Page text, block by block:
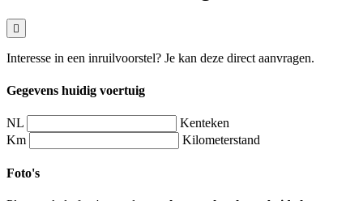
Interesse in een inruilvoorstel? Je kan deze direct aanvragen.
Gegevens huidig voertuig
NL
Kenteken
Km
Kilometerstand
Foto's